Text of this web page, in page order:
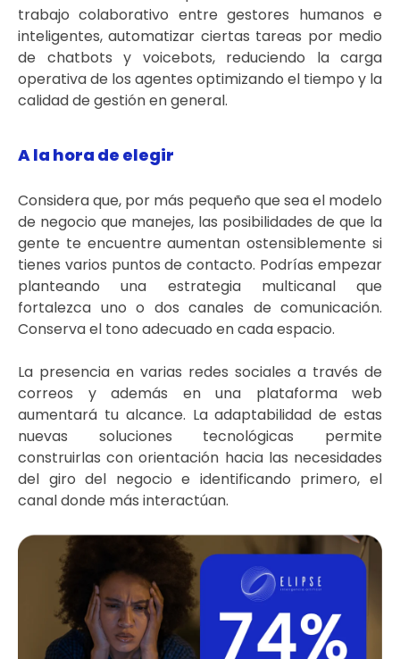
trabajo colaborativo entre gestores humanos e
inteligentes, automatizar ciertas tareas por medio
de chatbots y voicebots, reduciendo la carga
operativa de los agentes optimizando el tiempo y la
calidad de gestión en general.
A la hora de elegir
Considera que, por más pequeño que sea el modelo
de negocio que manejes, las posibilidades de que la
gente te encuentre aumentan ostensiblemente si
tienes varios puntos de contacto. Podrías empezar
planteando una estrategia multicanal que
fortalezca uno o dos canales de comunicación.
Conserva el tono adecuado en cada espacio.
La presencia en varias redes sociales a través de
correos y además en una plataforma web
aumentará tu alcance. La adaptabilidad de estas
nuevas soluciones tecnológicas permite
construirlas con orientación hacia las necesidades
del giro del negocio e identificando primero, el
canal donde más interactúan.